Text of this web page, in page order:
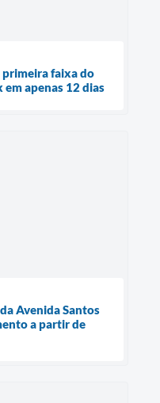
primeira faixa do
apenas 12 dias
Avenida Santos
a partir de